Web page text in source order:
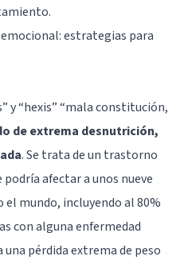
estrategias para
y “hexis” “mala constitución,
de extrema desnutrición,
. Se trata de un trastorno
afectar a unos nueve
mundo, incluyendo al 80%
con alguna enfermedad
pérdida extrema de peso